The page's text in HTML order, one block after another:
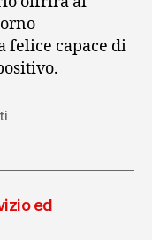
felice capace di
ed